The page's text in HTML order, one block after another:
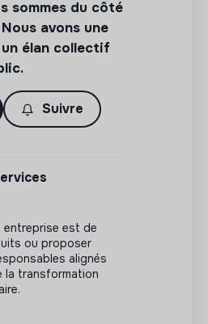
sommes du côté
avons une
élan collectif
Suivre
entreprise est de
ou proposer
alignés
la transformation